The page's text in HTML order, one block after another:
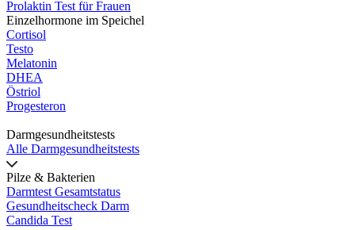
Prolaktin Test für Frauen
Einzelhormone im Speichel
Cortisol
Testo
Melatonin
DHEA
Östriol
Progesteron
Darmgesundheitstests
Alle Darmgesundheitstests
Pilze & Bakterien
Darmtest Gesamtstatus
Gesundheitscheck Darm
Candida Test